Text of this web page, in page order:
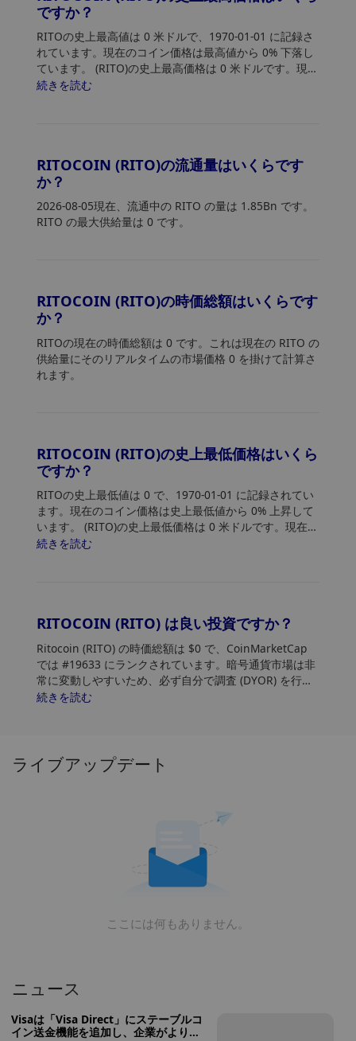
ですか？
RITOの史上最高値は 0 米ドルで、1970-01-01 に記録さ
れています。現在のコイン価格は最高値から 0% 下落し
ています。 (RITO)の史上最高価格は 0 米ドルです。現在
の価格は史上最高値から 0% 下落しています。
続きを読む
RITOCOIN (RITO)の流通量はいくらです
か？
2026-08-05現在、流通中の RITO の量は 1.85Bn です。
RITO の最大供給量は 0 です。
RITOCOIN (RITO)の時価総額はいくらです
か？
RITOの現在の時価総額は 0 です。これは現在の RITO の
供給量にそのリアルタイムの市場価格 0 を掛けて計算さ
れます。
RITOCOIN (RITO)の史上最低価格はいくら
ですか？
RITOの史上最低値は 0 で、1970-01-01 に記録されてい
ます。現在のコイン価格は史上最低値から 0% 上昇して
います。 (RITO)の史上最低価格は 0 米ドルです。現在の
価格は史上最低値から 0% 上昇しています。
続きを読む
RITOCOIN (RITO) は良い投資ですか？
Ritocoin (RITO) の時価総額は $0 で、CoinMarketCap
では #19633 にランクされています。暗号通貨市場は非
常に変動しやすいため、必ず自分で調査 (DYOR) を行
い、リスク許容度を評価してください。さらに、
続きを読む
ライブアップデート
ここには何もありません。
ニュース
Visaは「Visa Direct」にステーブルコ
イン送金機能を追加し、企業がより迅